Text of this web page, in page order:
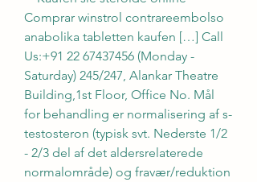
Comprar winstrol contrareembolso
anabolika tabletten kaufen […] Call
Us:+91 22 67437456 (Monday -
Saturday) 245/247, Alankar Theatre
Building,1st Floor, Office No. Mål
for behandling er normalisering af s-
testosteron (typisk svt. Nederste 1/2
- 2/3 del af det aldersrelaterede
normalområde) og fravær/reduktion